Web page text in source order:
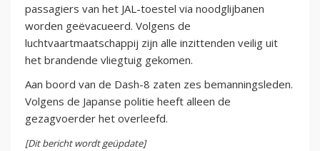
passagiers van het JAL-toestel via noodglijbanen
worden geëvacueerd. Volgens de
luchtvaartmaatschappij zijn alle inzittenden veilig uit
het brandende vliegtuig gekomen.
Aan boord van de Dash-8 zaten zes bemanningsleden.
Volgens de Japanse politie heeft alleen de
gezagvoerder het overleefd.
[Dit bericht wordt geüpdate]